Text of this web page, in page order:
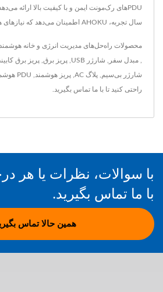
سال تجربه، AHOKU اطمینان می‌دهد که نیازهای هر مشتری برآورده می‌شود.
محصولات راه‌حل‌های مدیریت انرژی و خانه هوشمند
مبدل سفر شارژر USB پریز برق پریز برق
شارژر بی‌سیم پلاگ AC پریز هوشمند PDU هوشمند
راحتی کنید تا با ما تماس بگیرید
با سوالات، نظرات یا هر
با ما تماس بگیرید.
همین حالا تماس